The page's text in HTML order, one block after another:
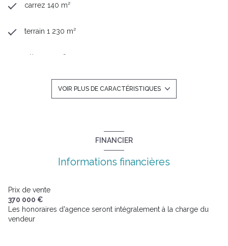
carrez 140 m²
terrain 1 230 m²
séjour 45 m²
construit en 2015
cuisine américaine (équipée)
Chauffage individuel : au sol (pompe à chaleur)
VOIR PLUS DE CARACTÉRISTIQUES
FINANCIER
Informations financières
Prix de vente
370 000 €
Les honoraires d'agence seront intégralement à la charge du
vendeur